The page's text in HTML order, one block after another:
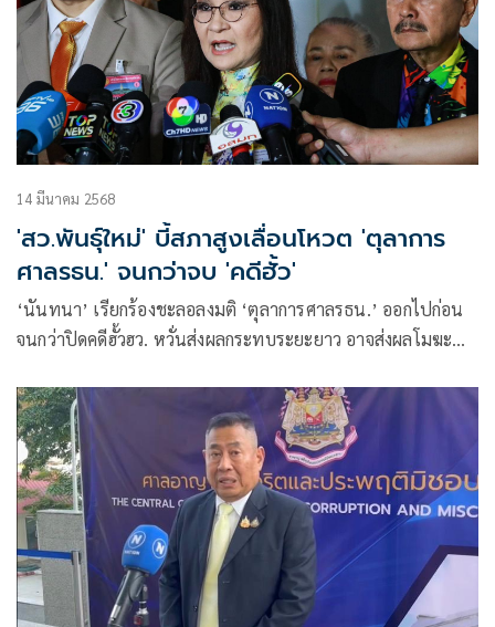
14 มีนาคม 2568
'สว.พันธุ์ใหม่' บี้สภาสูงเลื่อนโหวต 'ตุลาการ
ศาลรธน.' จนกว่าจบ 'คดีฮั้ว'
‘นันทนา’ เรียกร้องชะลอลงมติ ‘ตุลาการศาลรธน.’ ออกไปก่อน
จนกว่าปิดคดีฮั้วฮว. หวั่นส่งผลกระทบระยะยาว อาจส่งผลโมฆะ